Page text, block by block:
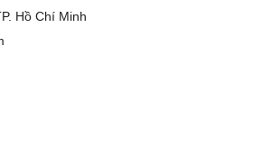
Hồ Chí Minh